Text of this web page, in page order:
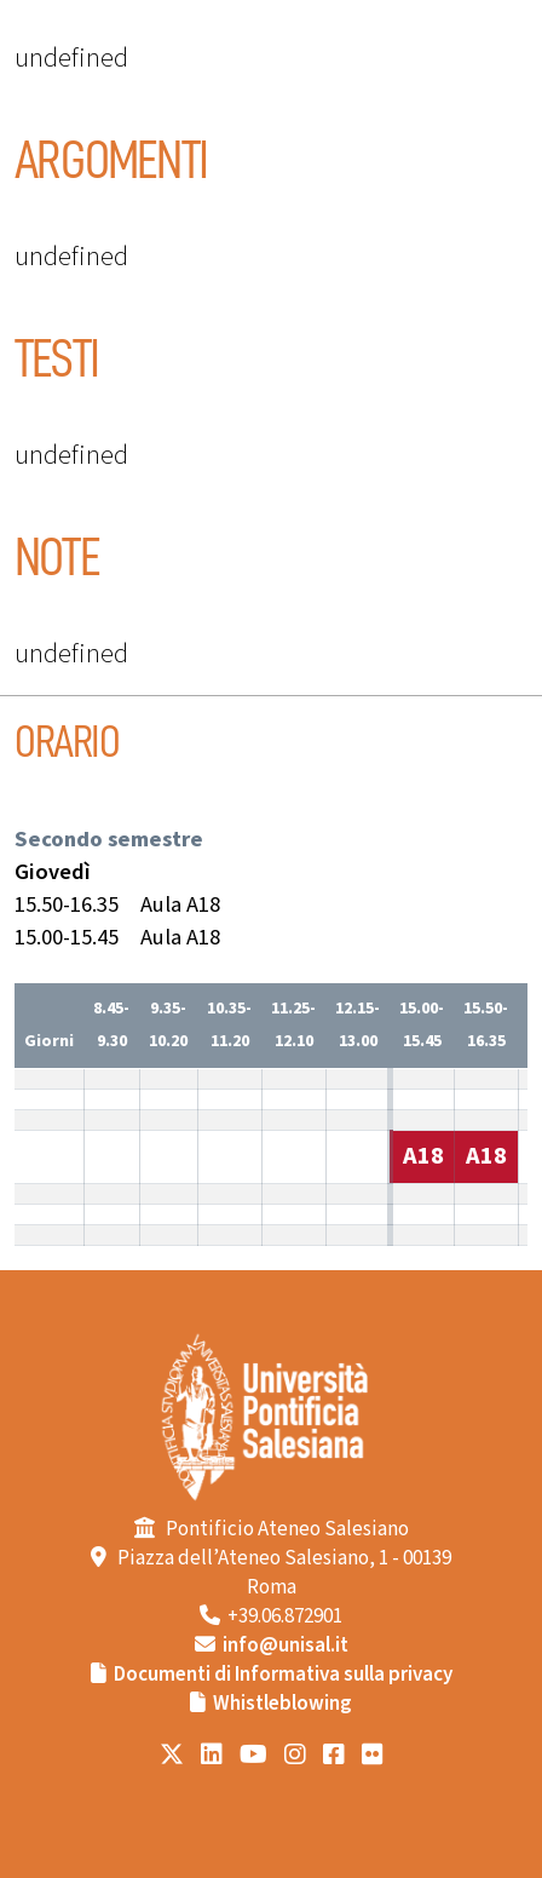
undefined
ARGOMENTI
undefined
TESTI
undefined
NOTE
undefined
ORARIO
Secondo semestre
Giovedì
15.50-16.35
Aula A18
15.00-15.45
Aula A18
Giorni
8.45-
9.30
9.35-
10.20
10.35-
11.20
11.25-
12.10
12.15-
13.00
15.00-
15.45
15.50-
16.35
A18 A18
Pontificio Ateneo Salesiano
Piazza dell’Ateneo Salesiano, 1 - 00139
Roma
+39.06.872901
info@unisal.it
Documenti di Informativa sulla privacy
Whistleblowing